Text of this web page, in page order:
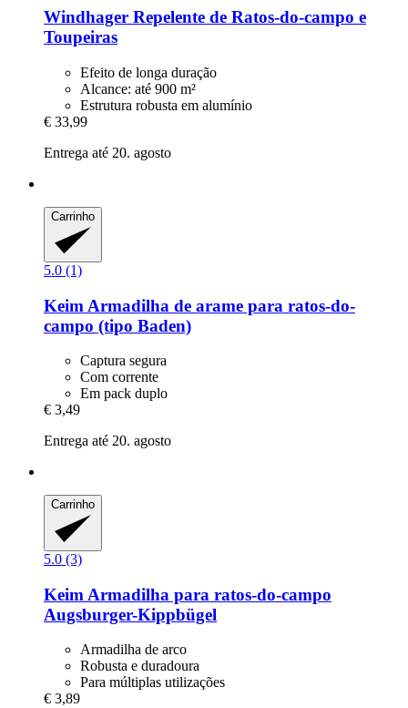
Windhager Repelente de Ratos-​do-​campo e
Toupeiras
Efeito de longa duração
Alcance: até 900 m²
Estrutura robusta em alumínio
€ 33,99
Entrega até 20. agosto
Carrinho
5.0 (1)
Keim Armadilha de arame para ratos-​do-​
campo (tipo Baden)
Captura segura
Com corrente
Em pack duplo
€ 3,49
Entrega até 20. agosto
Carrinho
5.0 (3)
Keim Armadilha para ratos-​do-​campo
Augsburger-​Kippbügel
Armadilha de arco
Robusta e duradoura
Para múltiplas utilizações
€ 3,89